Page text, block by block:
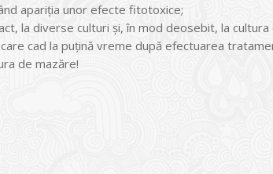
apariţia unor efecte fitotoxice;
la diverse culturi şi, în mod deosebit, la cultura
cad la puţină vreme după efectuarea
de mazăre!